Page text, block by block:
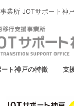
業所 JOTサポート神
ト神戸の特徴 支